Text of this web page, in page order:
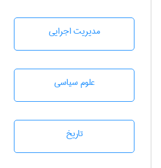
مديريت اجرايی
علوم سياسی
تاريخ